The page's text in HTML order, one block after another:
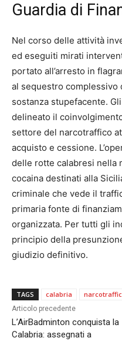
Guardia di
Nel corso delle attività
ed eseguiti mirati
portato all’arresto in
al sequestro complessivo
sostanza stupefacente.
delineato il
settore del narcotraffico
acquisto e cessione.
delle rotte calabresi nella
cocaina destinati alla
criminale che vede il
primaria fonte di
organizzata. Per tutti gli
principio della
giudizio definitivo.
TAGS calabria
Articolo precedente
L’AirBadminton conquista la
Calabria: assegnati a